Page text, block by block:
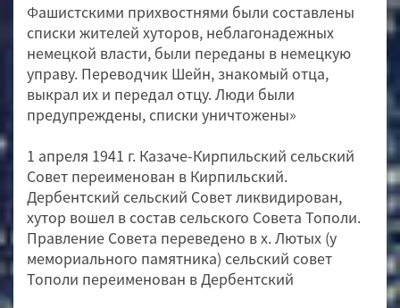
Фашистскими прихвостнями были составлены
списки жителей хуторов, неблагонадежных
немецкой власти, были переданы в немецкую
управу. Переводчик Шейн, знакомый отца,
выкрал их и передал отцу. Люди были
предупреждены, списки уничтожены»
1 апреля 1941 г. Казаче-Кирпильский сельский
Совет переименован в Кирпильский.
Дербентский сельский Совет ликвидирован,
хутор вошел в состав сельского Совета Тополи.
Правление Совета переведено в х. Лютых (у
мемориального памятника) сельский совет
Тополи переименован в Дербентский